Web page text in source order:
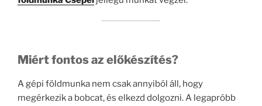
Miért fontos az előkészítés?
A gépi földmunka nem csak annyiból áll, hogy
megérkezik a bobcat, és elkezd dolgozni. A legapróbb